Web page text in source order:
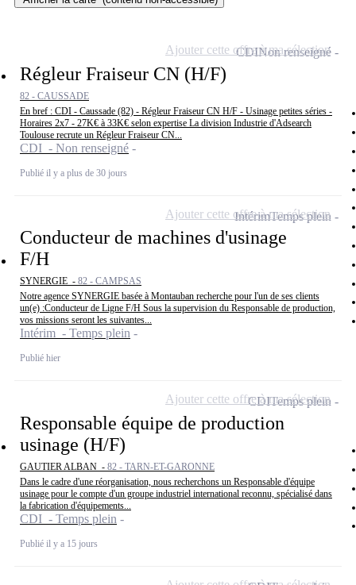
Régleur Fraiseur CN (H/F)
82 - CAUSSADE
En bref : CDI - Caussade (82) - Régleur Fraiseur CN H/F - Usinage petites séries -
Horaires 2x7 - 27K€ à 33K€ selon expertise La division Industrie d'Adsearch
Toulouse recrute un Régleur Fraiseur CN...
CDI - Non renseigné
Publié il y a plus de 30 jours
CDINon renseigné
Ajouter cette offre à ma sélection
Conducteur de machines d'usinage
F/H
SYNERGIE - 82 - CAMPSAS
Notre agence SYNERGIE basée à Montauban recherche pour l'un de ses clients
un(e) :Conducteur de Ligne F/H Sous la supervision du Responsable de production,
vos missions seront les suivantes...
Intérim - Temps plein
Publié hier
IntérimTemps plein
Ajouter cette offre à ma sélection
Responsable équipe de production
usinage (H/F)
GAUTIER ALBAN - 82 - TARN-ET-GARONNE
Dans le cadre d'une réorganisation, nous recherchons un Responsable d'équipe
usinage pour le compte d'un groupe industriel international reconnu, spécialisé dans
la fabrication d'équipements...
CDI - Temps plein
Publié il y a 15 jours
CDITemps plein
Ajouter cette offre à ma sélection